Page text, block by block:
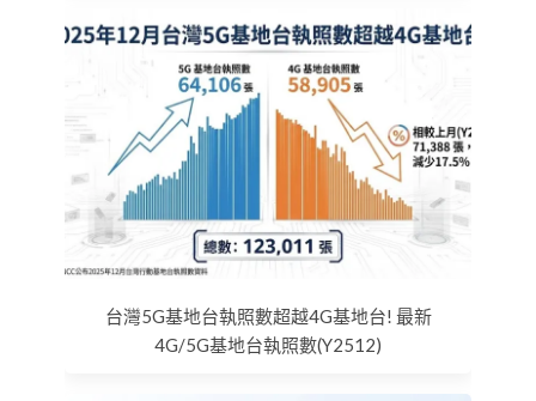
台灣5G基地台執照數超越4G基地台! 最新
4G/5G基地台執照數(Y2512)